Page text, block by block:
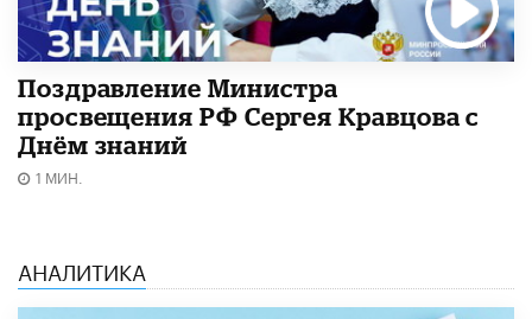
Поздравление Министра
просвещения РФ Сергея Кравцова с
Днём знаний
1 МИН.
АНАЛИТИКА